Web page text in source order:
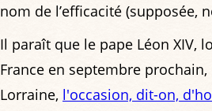
nom de l’efficacité (supposée,
Il paraît que le pape Léon XIV,
France en septembre
Lorraine, l'occasion, dit-on,